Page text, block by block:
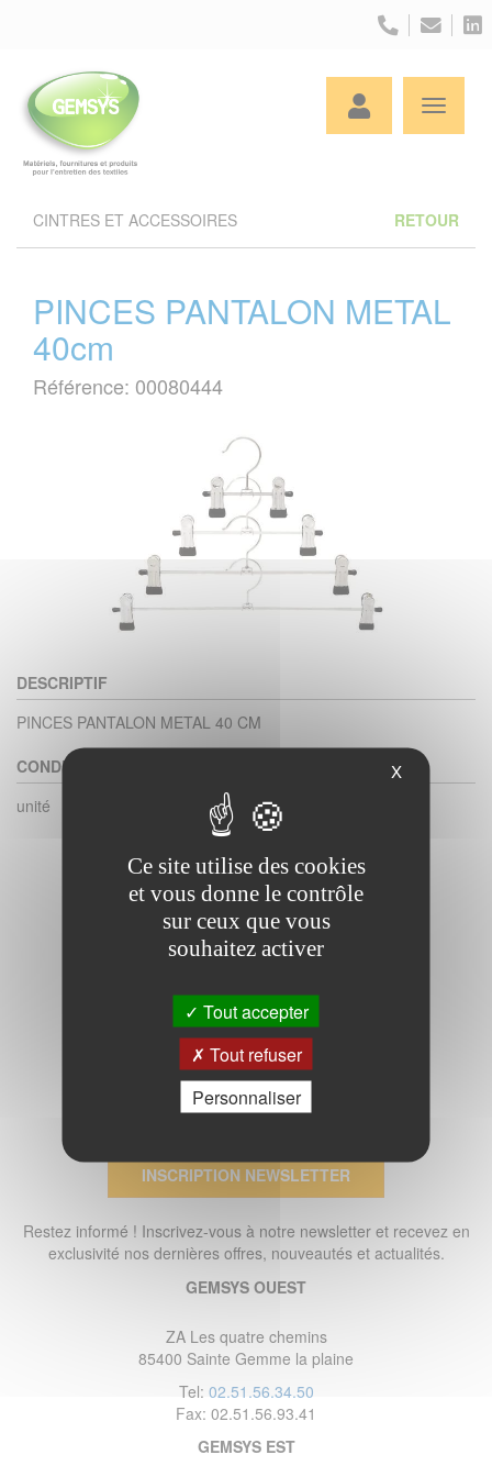
CINTRES ET ACCESSOIRES RETOUR
PINCES PANTALON METAL
40cm
Référence: 00080444
DESCRIPTIF
PINCES PANTALON METAL 40 CM
CONDITIONNEMENT
unité
INSCRIPTION NEWSLETTER
Restez informé ! Inscrivez-vous à notre newsletter et recevez en
exclusivité nos dernières offres, nouveautés et actualités.
GEMSYS OUEST
ZA Les quatre chemins
85400 Sainte Gemme la plaine
Tel: 02.51.56.34.50
Fax: 02.51.56.93.41
GEMSYS EST
X
Ce site utilise des cookies
et vous donne le contrôle
sur ceux que vous
souhaitez activer
Tout accepter
Tout refuser
Personnaliser